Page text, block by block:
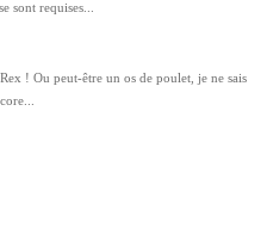
sont requises...
! Ou peut-être un os de poulet, je ne sais